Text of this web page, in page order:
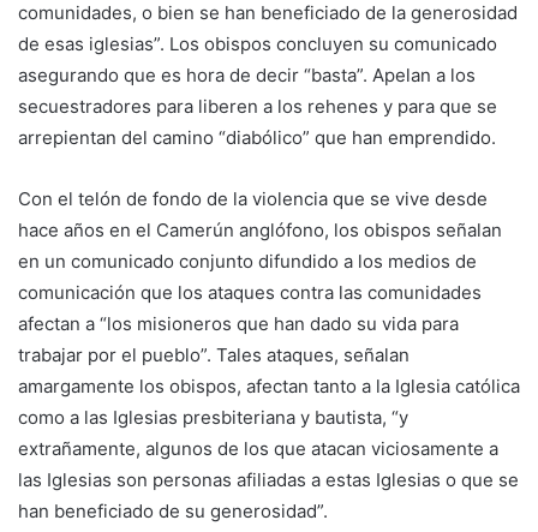
comunidades, o bien se han beneficiado de la generosidad
de esas iglesias”. Los obispos concluyen su comunicado
asegurando que es hora de decir “basta”. Apelan a los
secuestradores para liberen a los rehenes y para que se
arrepientan del camino “diabólico” que han emprendido.
Con el telón de fondo de la violencia que se vive desde
hace años en el Camerún anglófono, los obispos señalan
en un comunicado conjunto difundido a los medios de
comunicación que los ataques contra las comunidades
afectan a “los misioneros que han dado su vida para
trabajar por el pueblo”. Tales ataques, señalan
amargamente los obispos, afectan tanto a la Iglesia católica
como a las Iglesias presbiteriana y bautista, “y
extrañamente, algunos de los que atacan viciosamente a
las Iglesias son personas afiliadas a estas Iglesias o que se
han beneficiado de su generosidad”.